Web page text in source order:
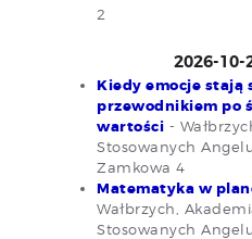
2
2026-10-
Kiedy emocje stają
przewodnikiem po
wartości -
Stosowanych
Zamkowa 4
Matematyka w
Wałbrzych,
Stosowanych